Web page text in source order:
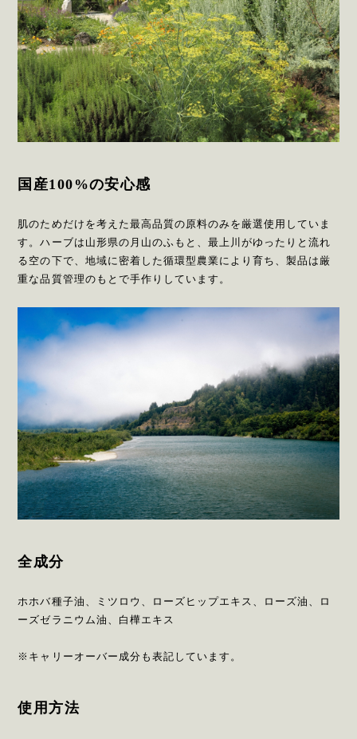
国産100%の安心感
肌のためだけを考えた最高品質の原料のみを厳選使用していま
す。ハーブは山形県の月山のふもと、最上川がゆったりと流れ
る空の下で、地域に密着した循環型農業により育ち、製品は厳
重な品質管理のもとで手作りしています。
全成分
ホホバ種子油、ミツロウ、ローズヒップエキス、ローズ油、ロ
ーズゼラニウム油、白樺エキス
※キャリーオーバー成分も表記しています。
使用方法